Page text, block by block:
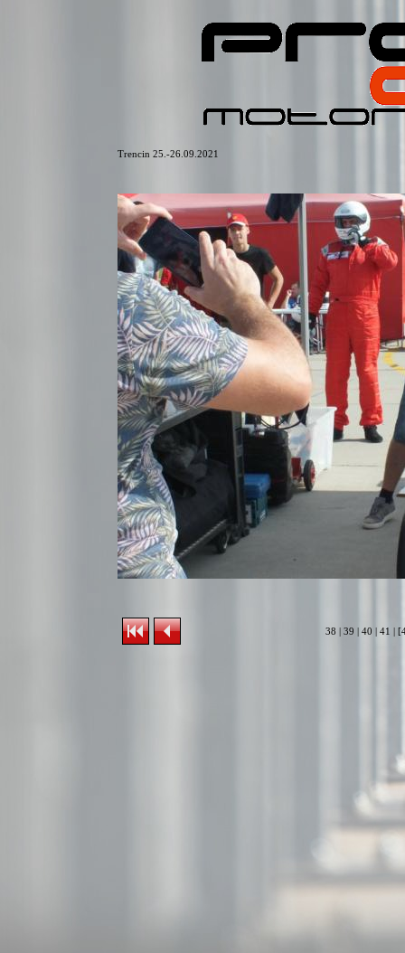
Trencin 25.-26.09.2021
38 | 39 | 40 | 41 |